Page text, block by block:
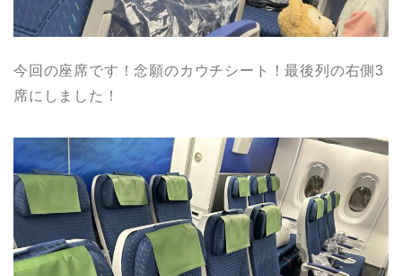
今回の座席です！念願のカウチシート！最後列の右側3
席にしました！